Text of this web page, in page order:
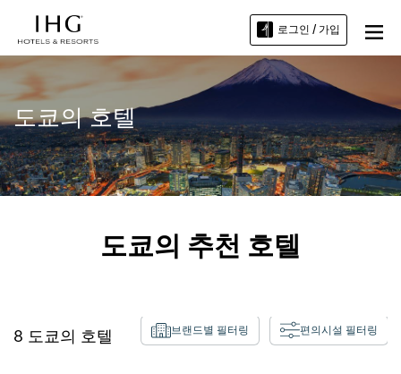
로그인 / 가입
도쿄의 호텔
도쿄의 추천 호텔
8 도쿄 의 호텔 브랜드별 필터링 편의시설 필터링